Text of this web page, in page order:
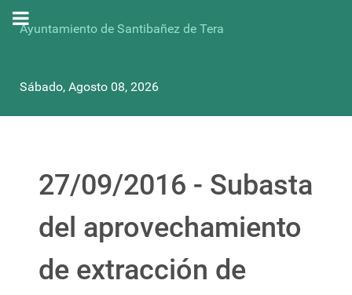
Ayuntamiento de Santibañez de Tera
Sábado, Agosto 08, 2026
27/09/2016 - Subasta
del aprovechamiento
de extracción de